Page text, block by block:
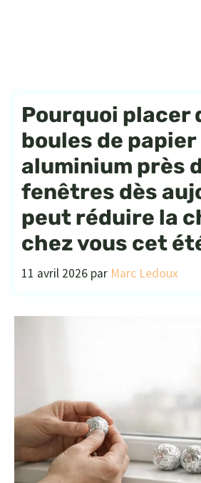
Pourquoi placer
boules de papier
aluminium près
fenêtres dès
peut réduire la
chez vous cet
11 avril 2026 par Marc Ledoux